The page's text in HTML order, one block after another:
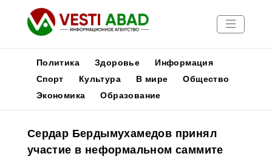
Новости
Медиа
Афиша
Политика Здоровье
Информация
Спорт
Культура В мире
Общество
Экономика
Образование
Сердар Бердымухамедов принял
участие в неформальном саммите